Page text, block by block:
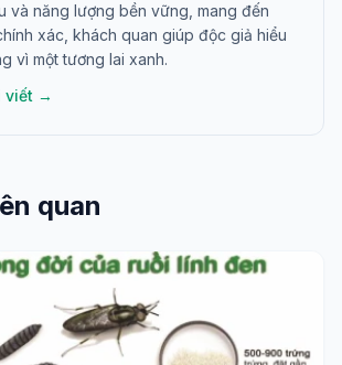
và năng lượng bền vững, mang đến
xác, khách quan giúp độc giả hiểu
vì một tương lai xanh.
viết →
quan